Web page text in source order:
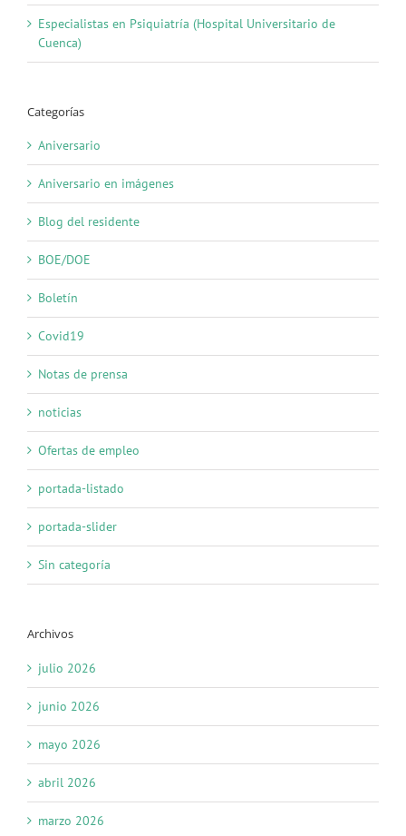
Especialistas en Psiquiatría (Hospital Universitario de
Cuenca)
Categorías
Aniversario
Aniversario en imágenes
Blog del residente
BOE/DOE
Boletín
Covid19
Notas de prensa
noticias
Ofertas de empleo
portada-listado
portada-slider
Sin categoría
Archivos
julio 2026
junio 2026
mayo 2026
abril 2026
marzo 2026